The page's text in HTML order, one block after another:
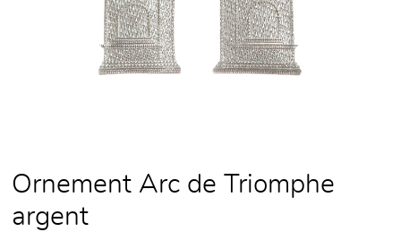
Ornement Arc de Triomphe
argent